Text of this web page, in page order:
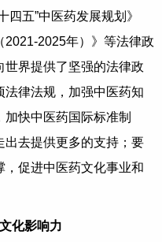
五”中医药发展规划》
2021-2025年）》等法律政
界提供了坚强的法律政
律法规，加强中医药知
快中医药国际标准制
出去提供更多的支持；要
促进中医药文化事业和
化影响力